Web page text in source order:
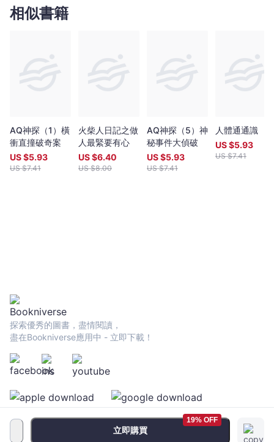
相似書籍
AQ神探（1）橫
衝直撞破奇案
US $5.93
US $7.41
火柴人日記之做
人最緊要有心
US $6.40
US $8.00
AQ神探（5）神
秘事件大偵破
US $5.93
US $7.41
人體通通識
US $5.93
US $7.41
立即購買
19% OFF
探索優秀的圖書，盡情閱讀，
盡在Bookniverse應用中 - 立即下載！